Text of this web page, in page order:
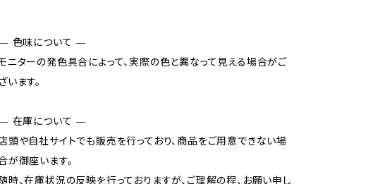
色味について —
ニターの発色具合によって、実際の色と異なって見える場合がご
ざいます。
在庫について —
頭や自社サイトでも販売を行っており、商品をご用意できない場
が御座います。
時、在庫状況の反映を行っておりますが、ご理解の程、お願い申し